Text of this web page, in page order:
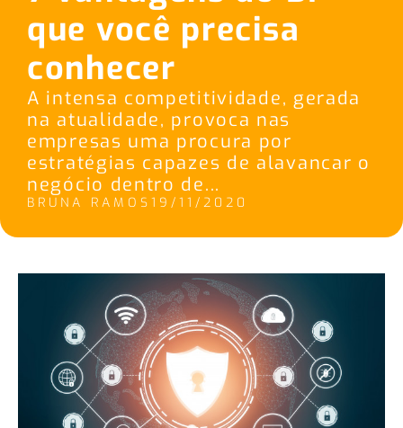
que você precisa
conhecer
A intensa competitividade, gerada
na atualidade, provoca nas
empresas uma procura por
estratégias capazes de alavancar o
negócio dentro de...
BRUNA RAMOS 19/11/2020